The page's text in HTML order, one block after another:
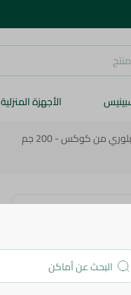
الأجهزة المنزلية
من كوكس - 200 جم